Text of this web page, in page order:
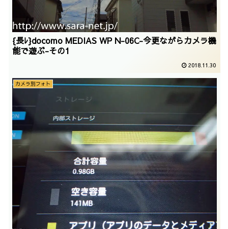
{長ﾚ}docomo MEDIAS WP N-06C-今更ながらカメラ機
能で遊ぶ-その1
2018.11.30
カメラ別フォト